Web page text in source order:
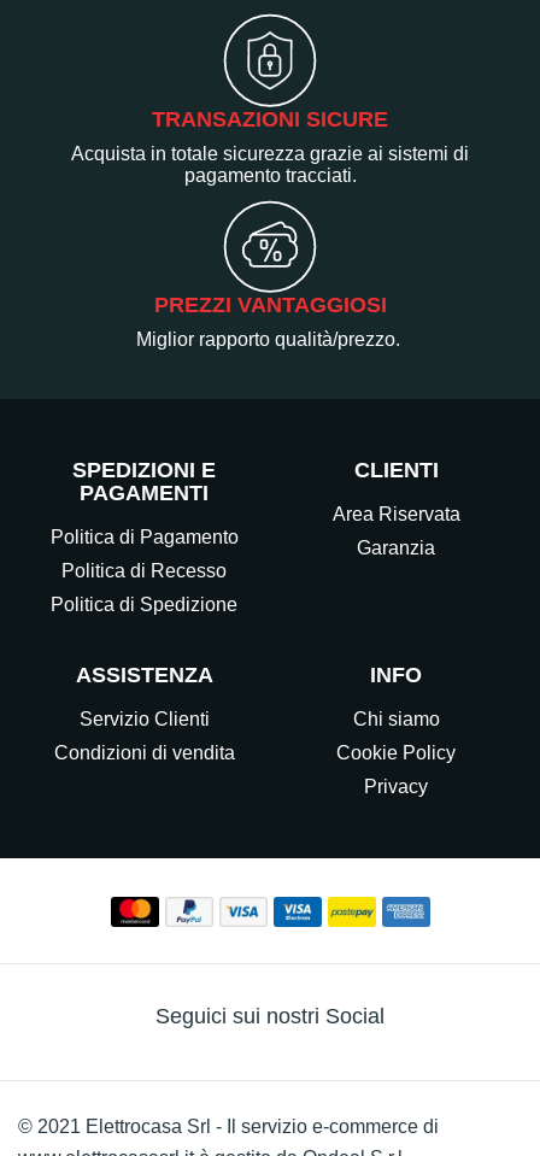
TRANSAZIONI SICURE
Acquista in totale sicurezza grazie ai sistemi di
pagamento tracciati.
PREZZI VANTAGGIOSI
Miglior rapporto qualità/prezzo.
SPEDIZIONI E
PAGAMENTI
Politica di Pagamento
Politica di Recesso
Politica di Spedizione
CLIENTI
Area Riservata
Garanzia
ASSISTENZA
Servizio Clienti
Condizioni di vendita
INFO
Chi siamo
Cookie Policy
Privacy
Seguici sui nostri Social
© 2021 Elettrocasa Srl - Il servizio e-commerce di